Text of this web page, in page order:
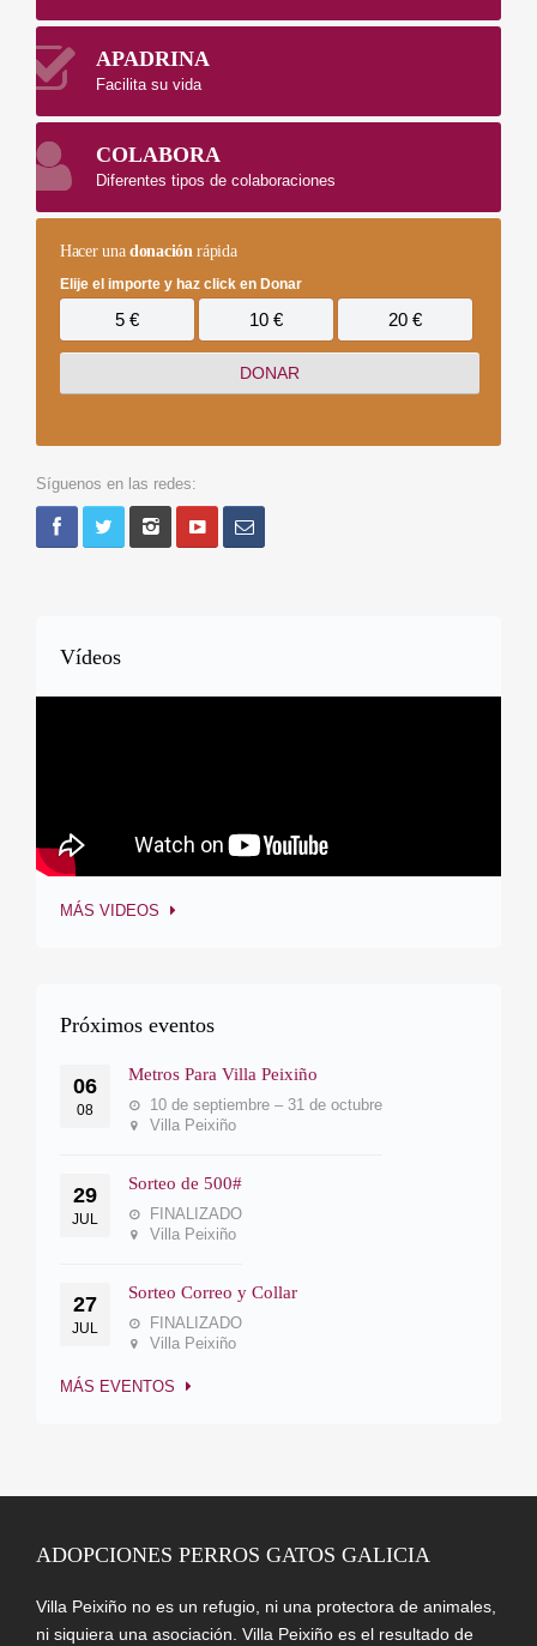
APADRINA
Facilita su vida
COLABORA
Diferentes tipos de colaboraciones
Hacer una donaciónrápida
Elije el importe y haz click en Donar
5 € 10 € 20 €
Síguenos en las redes:
Vídeos
MÁS VIDEOS
Próximos eventos
06
08
Metros Para Villa Peixiño
10 de septiembre – 31 de octubre
Villa Peixiño
29
JUL
Sorteo de 500#
FINALIZADO
Villa Peixiño
27
JUL
Sorteo Correo y Collar
FINALIZADO
Villa Peixiño
MÁS EVENTOS
ADOPCIONES PERROS GATOS GALICIA
Villa Peixiño no es un refugio, ni una protectora de animales,
ni siquiera una asociación. Villa Peixiño es el resultado de